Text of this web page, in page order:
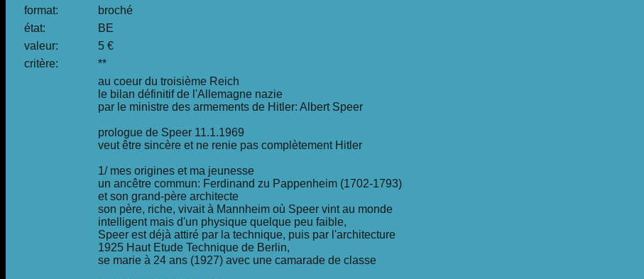
format:
broché
état:
BE
valeur:
5 €
critère:
**
au coeur du troisième Reich
le bilan définitif de l'Allemagne nazie
par le ministre des armements de Hitler: Albert Speer
prologue de Speer 11.1.1969
veut être sincère et ne renie pas complètement Hitler
1/ mes origines et ma jeunesse
un ancêtre commun: Ferdinand zu Pappenheim (1702-1793)
et son grand-père architecte
son père, riche, vivait à Mannheim où Speer vint au monde
intelligent mais d'un physique quelque peu faible,
Speer est déjà attiré par la technique, puis par l'architecture
1925 Haut Etude Technique de Berlin,
se marie à 24 ans (1927) avec une camarade de classe